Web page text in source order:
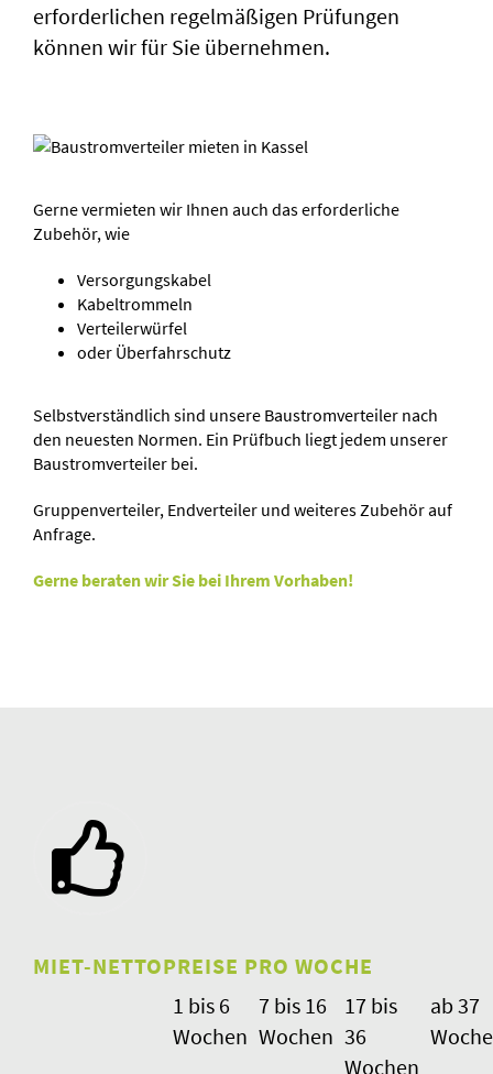
erforderlichen regelmäßigen Prüfungen
können wir für Sie übernehmen.
Gerne vermieten wir Ihnen auch das erforderliche
Zubehör, wie
Versorgungskabel
Kabeltrommeln
Verteilerwürfel
oder Überfahrschutz
Selbstverständlich sind unsere Baustromverteiler nach
den neuesten Normen. Ein Prüfbuch liegt jedem unserer
Baustromverteiler bei.
Gruppenverteiler, Endverteiler und weiteres Zubehör auf
Anfrage.
Gerne beraten wir Sie bei Ihrem Vorhaben!
MIET-NETTOPREISE PRO WOCHE
1 bis 6
Wochen
7 bis 16
Wochen
17 bis
36
Wochen
ab 37